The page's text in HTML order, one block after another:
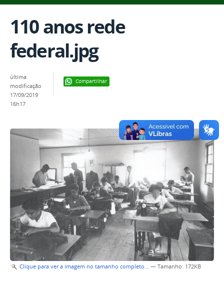
110 anos rede
federal.jpg
Compartilhar
última
modificação
17/09/2019
16h17
Clique para ver a imagem no tamanho completo… — Tamanho: 172KB